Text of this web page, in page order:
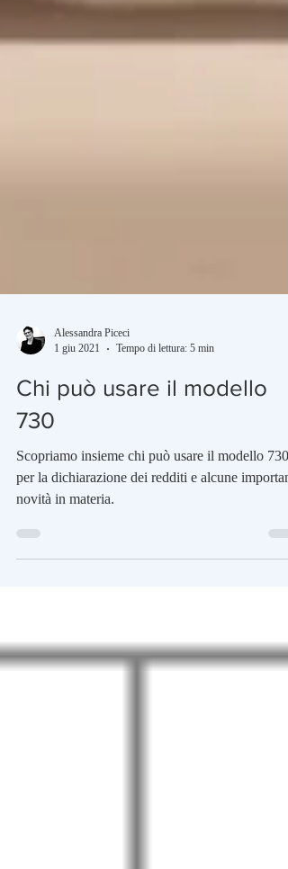
1 giu 2021
Tempo di lettura: 5 min
Chi può usare il modello
730
Scopriamo insieme chi può usare il modello 730
novità in materia.